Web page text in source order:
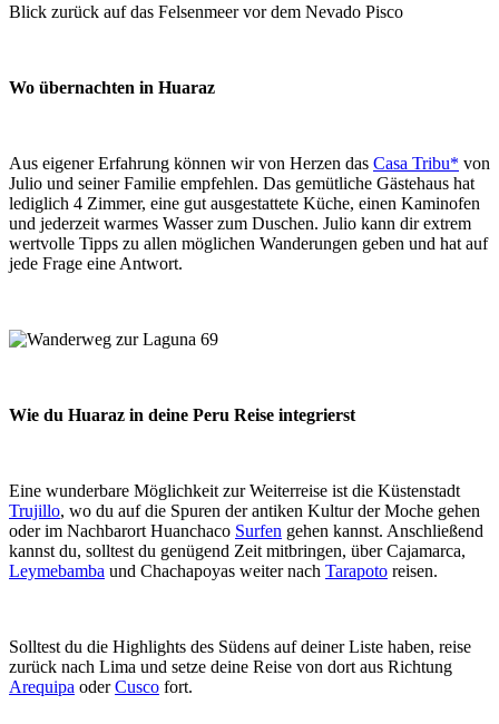
Blick zurück auf das Felsenmeer vor dem Nevado Pisco
Wo übernachten in Huaraz
Aus eigener Erfahrung können wir von Herzen das Casa Tribu* von
Julio und seiner Familie empfehlen. Das gemütliche Gästehaus hat
lediglich 4 Zimmer, eine gut ausgestattete Küche, einen Kaminofen
und jederzeit warmes Wasser zum Duschen. Julio kann dir extrem
wertvolle Tipps zu allen möglichen Wanderungen geben und hat auf
jede Frage eine Antwort.
Wie du Huaraz in deine Peru Reise integrierst
Eine wunderbare Möglichkeit zur Weiterreise ist die Küstenstadt
Trujillo, wo du auf die Spuren der antiken Kultur der Moche gehen
oder im Nachbarort Huanchaco Surfen gehen kannst. Anschließend
kannst du, solltest du genügend Zeit mitbringen, über Cajamarca,
Leymebamba und Chachapoyas weiter nach Tarapoto reisen.
Solltest du die Highlights des Südens auf deiner Liste haben, reise
zurück nach Lima und setze deine Reise von dort aus Richtung
Arequipa oderCusco fort.